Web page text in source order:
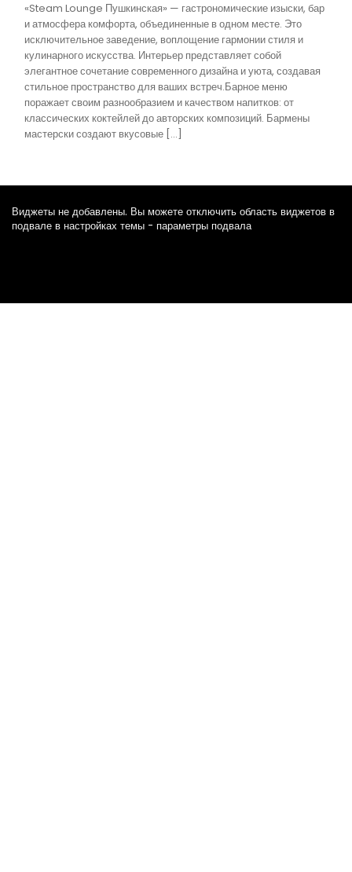
«Steam Lounge Пушкинская» — гастрономические изыски, бар
и атмосфера комфорта, объединенные в одном месте. Это
исключительное заведение, воплощение гармонии стиля и
кулинарного искусства. Интерьер представляет собой
элегантное сочетание современного дизайна и уюта, создавая
стильное пространство для ваших встреч.Барное меню
поражает своим разнообразием и качеством напитков: от
классических коктейлей до авторских композиций. Бармены
мастерски создают вкусовые […]
Виджеты не добавлены. Вы можете отключить область виджетов в
подвале в настройках темы - параметры подвала